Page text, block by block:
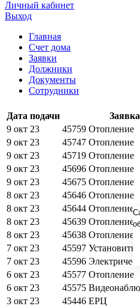
Личный кабинет
Выход
Главная
Счет дома
Заявки
Должники
Документы
Сотрудники
Дата подачи Заявка
9 окт 23
45759 Отопление
9 окт 23
45747 Отопление
9 окт 23
45719 Отопление
9 окт 23
45696 Отопление
9 окт 23
45675 Отопление
8 окт 23
45646 Отопление
8 окт 23
45644 Отопление
8 окт 23
45639 Отопление
8 окт 23
45638 Отопление
7 окт 23
45597 Установить
7 окт 23
45596
6 окт 23
45577 Отопление
6 окт 23
45575
3 окт 23
45446 ЕРЦ